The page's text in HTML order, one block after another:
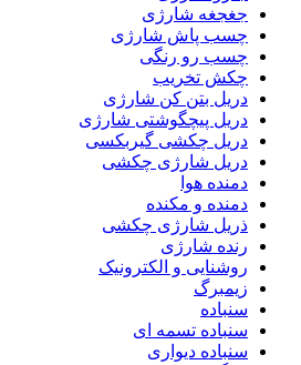
جغجغه شارژی
چسب پاش شارژی
چسب رو رنگی
چکش تخریب
دریل بتن کن شارژی
دریل پیچگوشتی شارژی
دریل چکشی گیربکسی
دریل شارژی چکشی
دمنده هوا
دمنده و مکنده
ذریل شارژی چکشی
رنده شارژی
روشنایی و الکترونیک
زیمبرگ
سنباده
سنباده تسمه ای
سنباده دیواری